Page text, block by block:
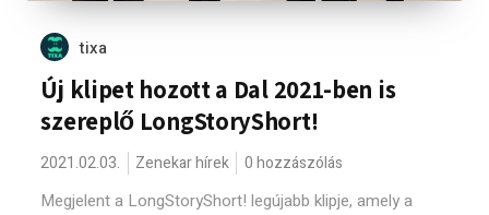
tixa
Új klipet hozott a Dal 2021-ben is
szereplő LongStoryShort!
2021.02.03. Zenekar hírek 0 hozzászólás
Megjelent a LongStoryShort! legújabb klipje, amely a